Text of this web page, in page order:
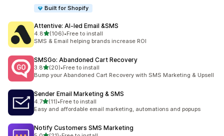
Built for Shopify
Attentive: AI‑led Email &SMS
4.85つ星中
(106)
合計レビュー数：106件
•Free to install
SMS & Email helping brands increase ROI
SMSGo: Abandoned Cart Recovery
3.85つ星中
(20)
合計レビュー数：20件
•Free to install
Bump your Abandoned Cart Recovery with SMS Marketing & Upsell
Sender Email Marketing & SMS
4.75つ星中
(11)
合計レビュー数：11件
•Free to install
Easy and affordable email marketing, automations and popups
Notify Customers SMS Marketing